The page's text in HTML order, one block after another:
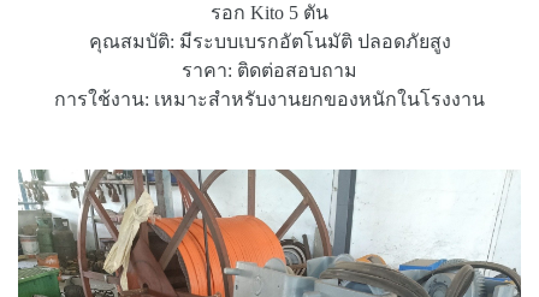
รอก Kito 5 ตัน
คุณสมบัติ: มีระบบเบรกอัตโนมัติ ปลอดภัยสูง
ราคา: ติดต่อสอบถาม
การใช้งาน: เหมาะสำหรับงานยกของหนักในโรงงาน